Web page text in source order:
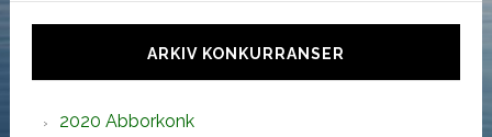
Hoved
sidebar
ARKIV KONKURRANSER
2020 Abborkonk